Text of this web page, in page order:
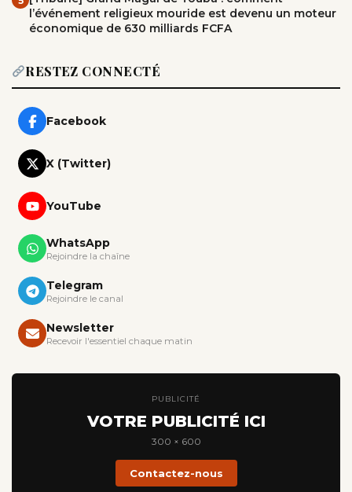
l’événement religieux mouride est devenu un moteur
économique de 630 milliards FCFA
RESTEZ CONNECTÉ
Facebook
X (Twitter)
YouTube
WhatsApp
Rejoindre la chaîne
Telegram
Rejoindre le canal
Newsletter
Recevoir l'essentiel chaque matin
PUBLICITÉ
VOTRE PUBLICITÉ ICI
300 × 600
Contactez-nous